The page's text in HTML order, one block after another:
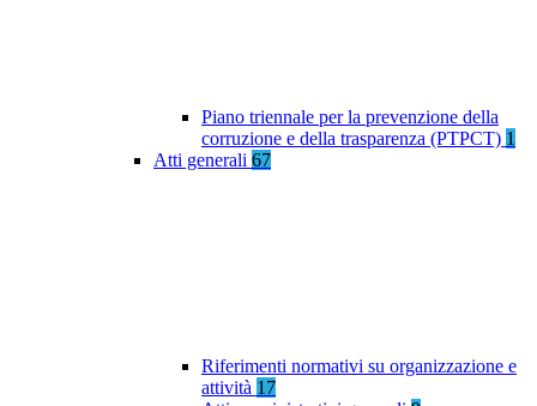
Piano triennale per la prevenzione della
corruzione e della trasparenza (PTPCT) 1
Atti generali 67
Riferimenti normativi su organizzazione e
attività 17